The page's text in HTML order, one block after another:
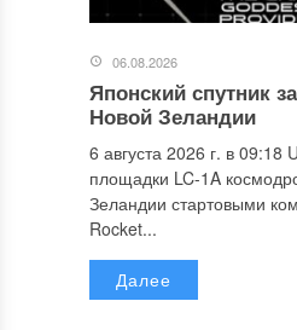
06.08.2026
Японский спутник
Новой Зеландии
6 августа 2026 г. в 09:18
площадки LC-1A
Зеландии стартовыми
Rocket...
Далее